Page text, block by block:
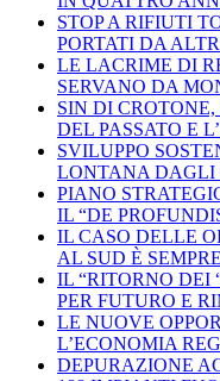
STOP A RIFIUTI
PORTATI DA
LE LACRIME DI
SERVANO DA
SIN DI
DEL PASSATO E
SVILUPPO
LONTANA DAGLI
PIANO
IL “DE
IL CASO DELLE
AL SUD È
IL “RITORNO DEI
PER FUTURO E
LE NUOVE
L’ECONOMIA
DEPURAZIONE